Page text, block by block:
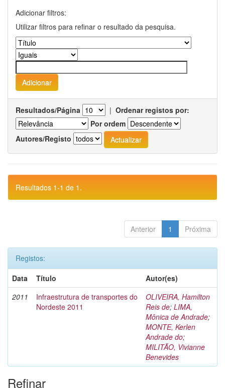
Adicionar filtros:
Utilizar filtros para refinar o resultado da pesquisa.
Resultados/Página | Ordenar registos por:
Por ordem
Autores/Registo
Resultados 1-1 de 1.
Anterior 1 Próxima
Registos:
Data
Título
Autor(es)
2011
Infraestrutura de transportes do
Nordeste 2011
OLIVEIRA, Hamilton
Reis de; LIMA,
Mônica de Andrade;
MONTE, Kerlen
Andrade do;
MILITÃO, Vivianne
Benevides
Refinar